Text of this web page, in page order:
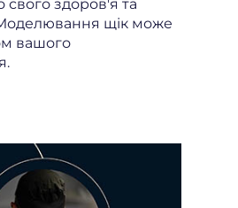
здоров'я та
щік може
вашого